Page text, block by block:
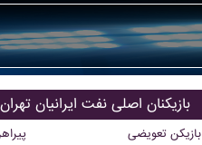
بازیکنان اصلی نفت ايرانيان تهران
بازیکن تعویضی